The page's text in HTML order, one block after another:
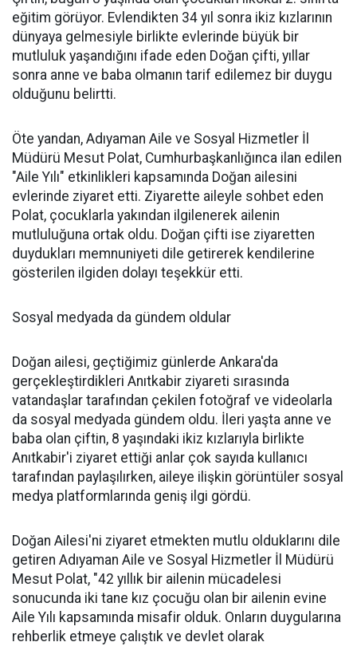
eğitim görüyor. Evlendikten 34 yıl sonra ikiz kızlarının
dünyaya gelmesiyle birlikte evlerinde büyük bir
mutluluk yaşandığını ifade eden Doğan çifti, yıllar
sonra anne ve baba olmanın tarif edilemez bir duygu
olduğunu belirtti.
Öte yandan, Adıyaman Aile ve Sosyal Hizmetler İl
Müdürü Mesut Polat, Cumhurbaşkanlığınca ilan edilen
"Aile Yılı" etkinlikleri kapsamında Doğan ailesini
evlerinde ziyaret etti. Ziyarette aileyle sohbet eden
Polat, çocuklarla yakından ilgilenerek ailenin
mutluluğuna ortak oldu. Doğan çifti ise ziyaretten
duydukları memnuniyeti dile getirerek kendilerine
gösterilen ilgiden dolayı teşekkür etti.
Sosyal medyada da gündem oldular
Doğan ailesi, geçtiğimiz günlerde Ankara'da
gerçekleştirdikleri Anıtkabir ziyareti sırasında
vatandaşlar tarafından çekilen fotoğraf ve videolarla
da sosyal medyada gündem oldu. İleri yaşta anne ve
baba olan çiftin, 8 yaşındaki ikiz kızlarıyla birlikte
Anıtkabir'i ziyaret ettiği anlar çok sayıda kullanıcı
tarafından paylaşılırken, aileye ilişkin görüntüler sosyal
medya platformlarında geniş ilgi gördü.
Doğan Ailesi'ni ziyaret etmekten mutlu olduklarını dile
getiren Adıyaman Aile ve Sosyal Hizmetler İl Müdürü
Mesut Polat, "42 yıllık bir ailenin mücadelesi
sonucunda iki tane kız çocuğu olan bir ailenin evine
Aile Yılı kapsamında misafir olduk. Onların duygularına
rehberlik etmeye çalıştık ve devlet olarak